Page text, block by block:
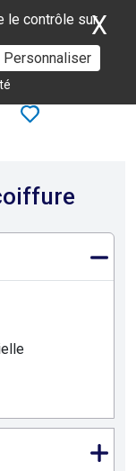
le contrôle sur
Personnaliser
X